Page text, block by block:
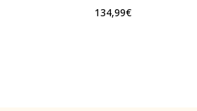
134,99€